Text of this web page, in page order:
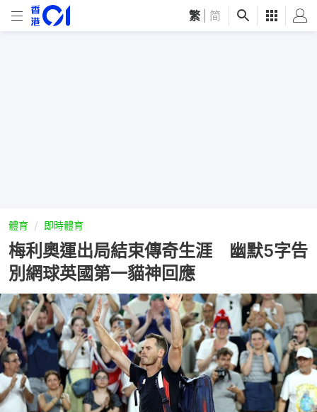
繁 简
體育 即時體育
梅利奧運出局結束傳奇生涯 幽默5字告
別網球英國第一貓神回應